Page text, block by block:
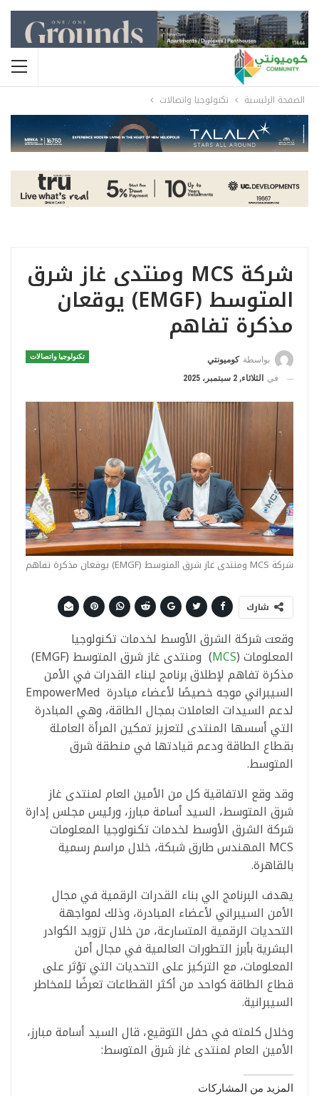
الصفحة الرئيسية تكنولوجيا واتصالات
شركة MCS ومنتدى غاز شرق
المتوسط (EMGF) يوقعان
مذكرة تفاهم
تكنولوجيا واتصالات بواسطة كوميونتي
في
الثلاثاء, 2 سبتمبر، 2025
شركة MCS ومنتدى غاز شرق المتوسط (EMGF) يوقعان مذكرة تفاهم
شارك
وقعت شركة الشرق الأوسط لخدمات تكنولوجيا
المعلومات (MCS
) ومنتدى غاز شرق المتوسط (EMGF)
مذكرة تفاهم لإطلاق برنامج لبناء القدرات في الأمن
السيبراني موجه خصيصًا لأعضاء مبادرة EmpowerMed
لدعم السيدات العاملات بمجال الطاقة، وهي المبادرة
التي أسسها المنتدى لتعزيز تمكين المرأة العاملة
بقطاع الطاقة ودعم قيادتها في منطقة شرق
المتوسط.
وقد وقع الاتفاقية كل من الأمين العام لمنتدى غاز
شرق المتوسط، السيد أسامة مبارز، ورئيس مجلس إدارة
شركة الشرق الأوسط لخدمات تكنولوجيا المعلومات
MCS المهندس طارق شبكة، خلال مراسم رسمية
بالقاهرة.
يهدف البرنامج الي بناء القدرات الرقمية في مجال
الأمن السيبراني لأعضاء المبادرة، وذلك لمواجهة
التحديات الرقمية المتسارعة، من خلال تزويد الكوادر
البشرية بأبرز التطورات العالمية في مجال أمن
المعلومات، مع التركيز على التحديات التي تؤثر على
قطاع الطاقة كواحد من أكثر القطاعات تعرضًا للمخاطر
السيبرانية.
وخلال كلمته في حفل التوقيع، قال السيد أسامة مبارز،
الأمين العام لمنتدى غاز شرق المتوسط:
المزيد من المشاركات